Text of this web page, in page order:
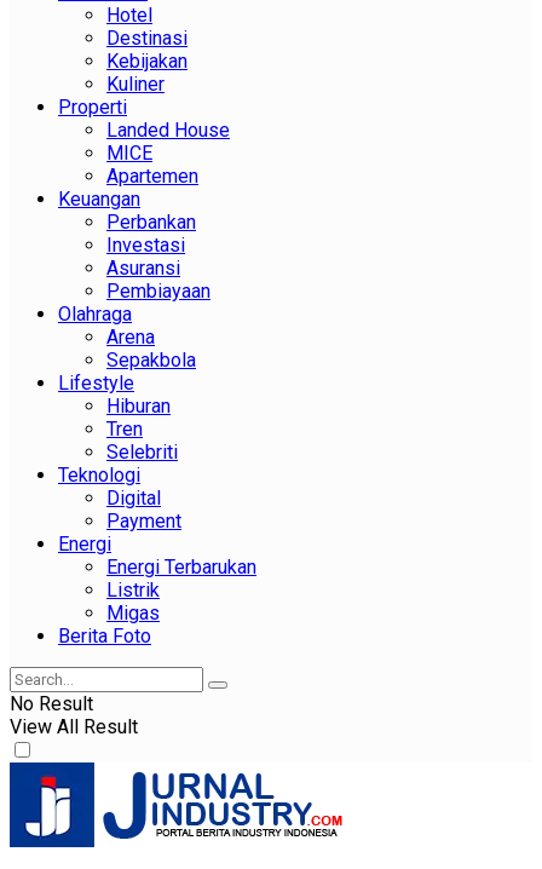
Hotel
Destinasi
Kebijakan
Kuliner
Properti
Landed House
MICE
Apartemen
Keuangan
Perbankan
Investasi
Asuransi
Pembiayaan
Olahraga
Arena
Sepakbola
Lifestyle
Hiburan
Tren
Selebriti
Teknologi
Digital
Payment
Energi
Energi Terbarukan
Listrik
Migas
Berita Foto
No Result
View All Result